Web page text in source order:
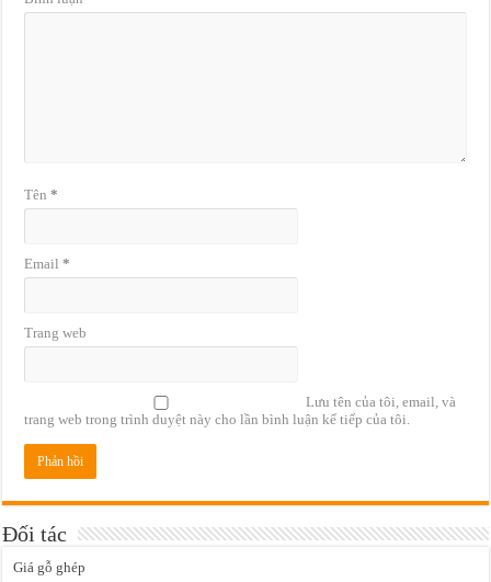
Tên*
Email*
Trang web
Lưu tên của tôi, email, và
trang web trong trình duyệt này cho lần bình luận kế tiếp của tôi.
Đối tác
Giá gỗ ghép